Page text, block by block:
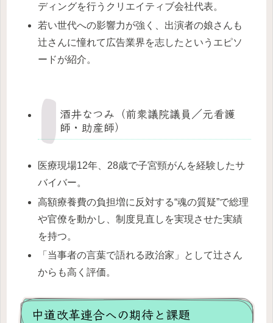
ディングを行うクリエイティブ会社代表。
若い世代への影響力が強く、出演者の娘さんも
辻さんに憧れて広告業界を志したというエピソ
ードが紹介。
酒井なつみ（前衆議院議員／元看護
師・助産師）
医療現場12年、28歳で子宮頸がんを経験したサ
バイバー。
高額療養費の負担増に反対する“魂の質疑”で総理
や官僚を動かし、制度見直しを実現させた実績
を持つ。
「当事者の言葉で語れる政治家」として辻さん
からも高く評価。
中道改革連合への期待と課題